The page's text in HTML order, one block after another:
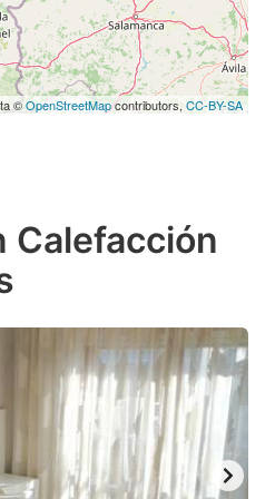
©OpenStreetMapcontributors, CC-BY-SA
Calefacción